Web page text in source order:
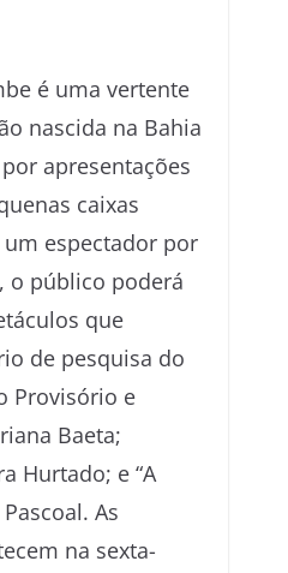
é uma vertente
nascida na Bahia
apresentações
caixas
espectador por
o público poderá
que
de pesquisa do
Provisório e
Baeta;
Hurtado; e “A
As
na sexta-